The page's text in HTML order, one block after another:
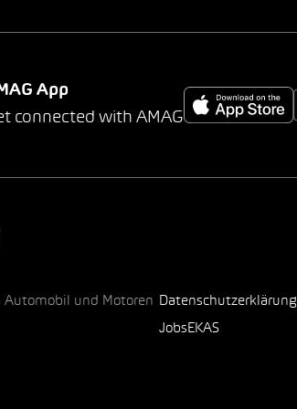
App
connected with AMAG
Automobil und Motoren Datenschutzerklärung
Jobs EKAS